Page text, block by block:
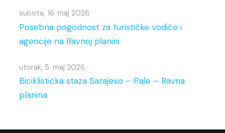
subota, 16. maj 2026.
Posebna pogodnost za turističke vodiče i
agencije na Ravnoj planini
utorak, 5. maj 2026.
Biciklistička staza Sarajevo – Pale – Ravna
planina